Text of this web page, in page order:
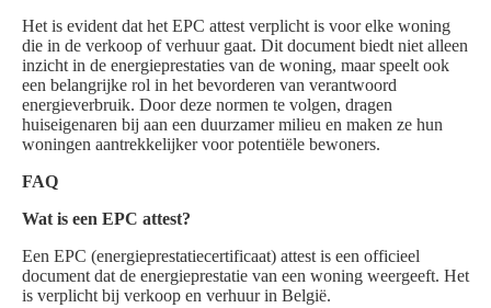
Het is evident dat het EPC attest verplicht is voor elke woning
die in de verkoop of verhuur gaat. Dit document biedt niet alleen
inzicht in de energieprestaties van de woning, maar speelt ook
een belangrijke rol in het bevorderen van verantwoord
energieverbruik. Door deze normen te volgen, dragen
huiseigenaren bij aan een duurzamer milieu en maken ze hun
woningen aantrekkelijker voor potentiële bewoners.
FAQ
Wat is een EPC attest?
Een EPC (energieprestatiecertificaat) attest is een officieel
document dat de energieprestatie van een woning weergeeft. Het
is verplicht bij verkoop en verhuur in België.